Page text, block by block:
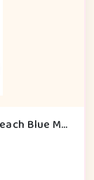
Liewood Dorian Baby Sensory Balls - Beach Blue Multi Mix